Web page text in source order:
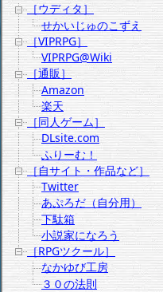
［ウディタ］
せかいじゅのこずえ
［VIPRPG］
VIPRPG@Wiki
［通販］
Amazon
楽天
［同人ゲーム］
DLsite.com
ふりーむ！
［自サイト・作品など］
Twitter
あぷろだ（自分用）
下駄箱
小説家になろう
［RPGツクール］
なかゆび工房
３０の法則